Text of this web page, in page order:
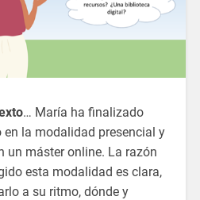
… María ha finalizado
la modalidad presencial y
un máster online. La razón
esta modalidad es clara,
a su ritmo, dónde y